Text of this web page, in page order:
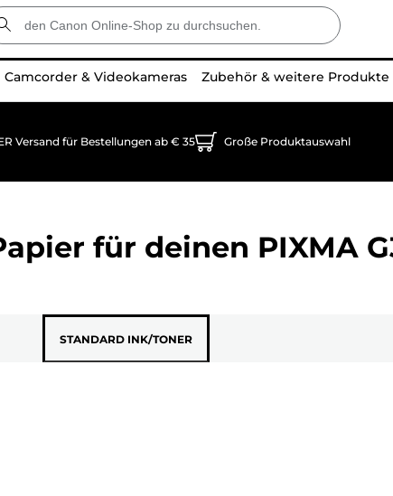
Camcorder & Videokameras Zubehör & weitere Produkte
Versand für Bestellungen ab € 35 Große Produktauswahl
für deinen PIXMA
STANDARD INK/TONER